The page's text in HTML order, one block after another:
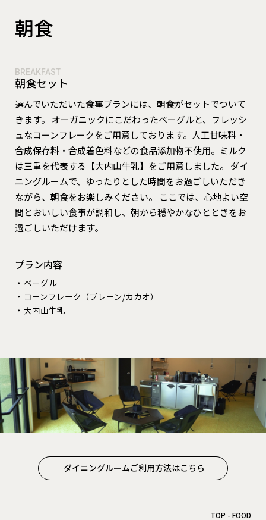
朝食
❮
BREAKFAST
朝食セット
選んでいただいた食事プランには、朝食がセットでついて
きます。 オーガニックにこだわったベーグルと、フレッシ
ュなコーンフレークをご用意しております。人工甘味料・
合成保存料・合成着色料などの食品添加物不使用。ミルク
は三重を代表する【大内山牛乳】をご用意しました。 ダイ
ニングルームで、ゆったりとした時間をお過ごしいただき
ながら、朝食をお楽しみください。 ここでは、心地よい空
間とおいしい食事が調和し、朝から穏やかなひとときをお
過ごしいただけます。
プラン内容
ベーグル
コーンフレーク（プレーン/カカオ）
大内山牛乳
ダイニングルームご利用方法はこちら
TOP FOOD